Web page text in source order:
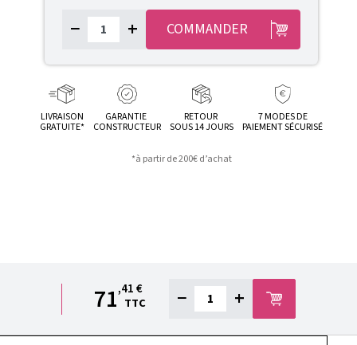
− + COMMANDER
LIVRAISON
GRATUITE*
GARANTIE
CONSTRUCTEUR
RETOUR
SOUS 14 JOURS
7 MODES DE
PAIEMENT SÉCURISÉ
*à partir de 200€ d’achat
71,41 €
TTC
− +